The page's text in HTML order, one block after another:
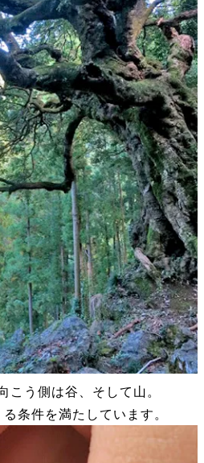
こう側は谷、そして山。
条件を満たしています。